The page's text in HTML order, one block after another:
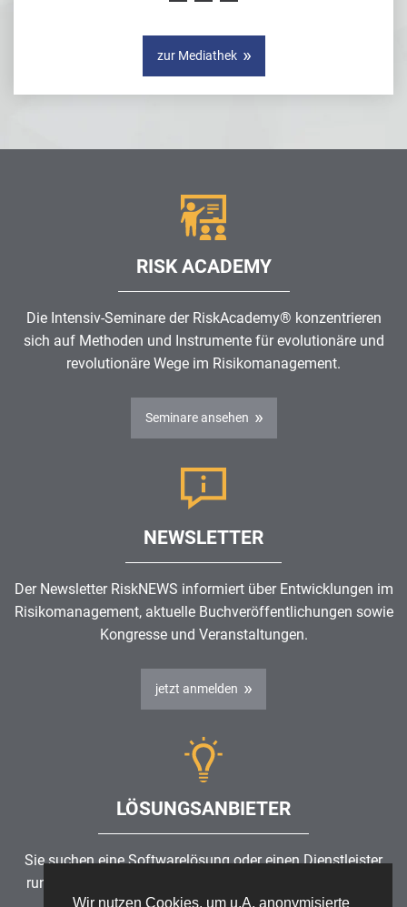
Wir nutzen Cookies, um u.A. anonymisierte
zur Mediathek
RISK ACADEMY
Die Intensiv-Seminare der RiskAcademy® konzentrieren
sich auf Methoden und Instrumente für evolutionäre und
revolutionäre Wege im Risikomanagement.
Seminare ansehen
NEWSLETTER
Der Newsletter RiskNEWS informiert über Entwicklungen im
Risikomanagement, aktuelle Buchveröffentlichungen sowie
Kongresse und Veranstaltungen.
jetzt anmelden
LÖSUNGSANBIETER
Sie suchen eine Softwarelösung oder einen Dienstleister
rund um die Themen